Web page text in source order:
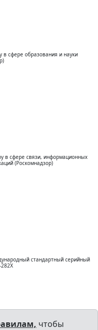
сфере образования и науки
в сфере связи, информационных
(Роскомнадзор)
стандартный серийный
чтобы